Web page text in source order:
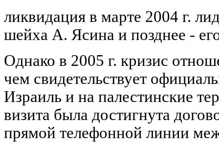
ликвидация в марте 2004 г.
шейха А. Ясина и позднее -
Однако в 2005 г. кризис
чем свидетельствует
Израиль и на палестинские
визита была достигнута
прямой телефонной линии